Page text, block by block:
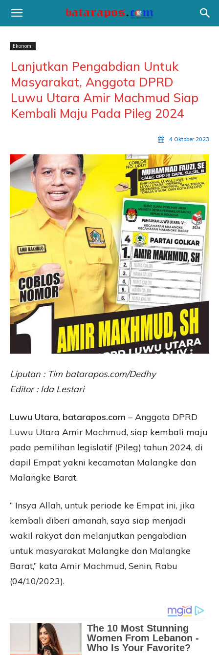
Ekonomi
Lanjutkan Pengabdian Untuk
Masyarakat, Anggota DPRD
Luwu Utara Amir Machmud Siap
Kembali Maju Pada Pileg 2024
4 Oktober 2023
Liputan : Tim batarapos.com/Dedhy
Editor : Ida Lestari
Luwu Utara, batarapos.com – Anggota DPRD
Luwu Utara Amir Machmud, siap kembali maju
pada pemilihan legislatif (Pileg) tahun 2024, di
dapil Empat yakni kecamatan Malangke dan
Malangke Barat.
” Insya Allah, untuk periode ke Empat ini, jika
kembali diberi amanah, saya siap menjadi
wakil rakyat dan melanjutkan pengabdian
untuk masyarakat Malangke dan Malangke
Barat,” kata Amir Machmud, Senin, Rabu
(04/10/2023).